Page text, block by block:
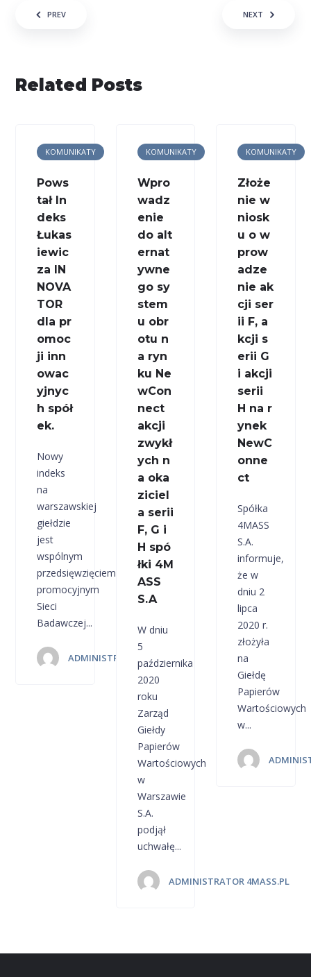
Nawigacja wpisu
PREV NEXT
Related Posts
KOMUNIKATY
Pows
tał In
deks
Łukas
iewic
za IN
NOVA
TOR
dla pr
omoc
ji inn
owac
yjnyc
h spół
ek.
Nowy
indeks
na
warszawskiej
giełdzie
jest
wspólnym
przedsięwzięciem
promocyjnym
Sieci
Badawczej...
ADMINISTRATOR 4MASS.PL
KOMUNIKATY
Wpro
wadz
enie
do alt
ernat
ywne
go sy
stem
u obr
otu n
a ryn
ku Ne
wCon
nect
akcji
zwykł
ych n
a oka
ziciel
a serii
F, G i
H spó
łki 4M
ASS
S.A
W dniu
5
października
2020
roku
Zarząd
Giełdy
Papierów
Wartościowych
w
Warszawie
S.A.
podjął
uchwałę...
ADMINISTRATOR 4MASS.PL
KOMUNIKATY
Złoże
nie w
niosk
u o w
prow
adze
nie ak
cji ser
ii F, a
kcji s
erii G
i akcji
serii
H na r
ynek
NewC
onne
ct
Spółka
4MASS
S.A.
informuje,
że w
dniu 2
lipca
2020 r.
złożyła
na
Giełdę
Papierów
Wartościowych
w...